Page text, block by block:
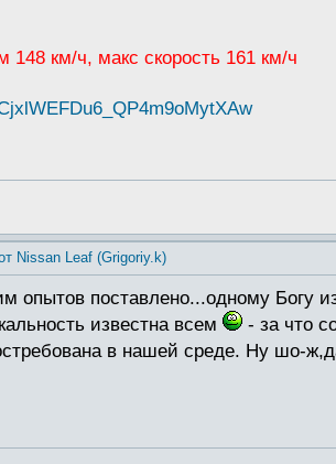
км/ч, макс скорость 161 км/ч
Nissan Leaf (Grigoriy.k)
поставлено...одному Богу
известна всем
- за что
в нашей среде. Ну шо-